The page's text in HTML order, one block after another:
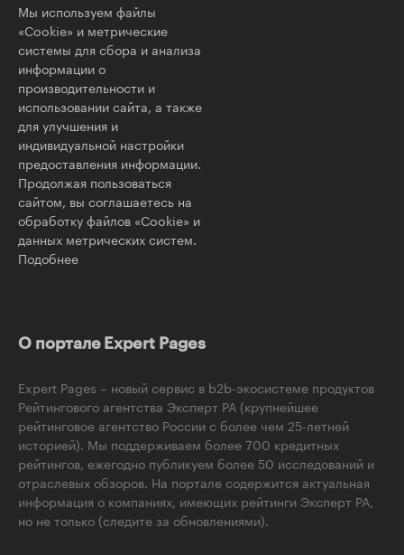
Мы используем файлы
«Cookie» и метрические
системы для сбора и анализа
информации о
производительности и
использовании сайта, а также
для улучшения и
индивидуальной настройки
предоставления информации.
Продолжая пользоваться
сайтом, вы соглашаетесь на
обработку файлов «Cookie» и
данных метрических систем.
Подобнее
О портале Expert Pages
Expert Pages – новый сервис в b2b-экосистеме продуктов
Рейтингового агентства Эксперт РА (крупнейшее
рейтинговое агентство России с более чем 25-летней
историей). Мы поддерживаем более 700 кредитных
рейтингов, ежегодно публикуем более 50 исследований и
отраслевых обзоров. На портале содержится актуальная
информация о компаниях, имеющих рейтинги Эксперт РА,
но не только (следите за обновлениями).